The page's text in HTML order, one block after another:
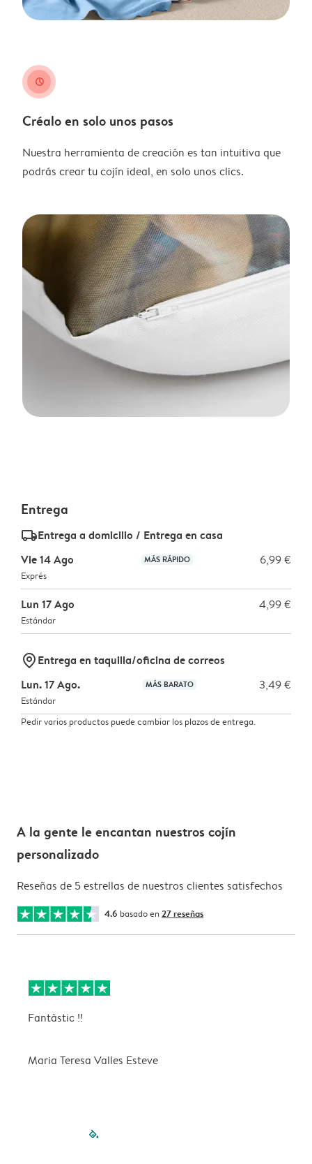
clock
Créalo en solo unos pasos
Nuestra herramienta de creación es tan intuitiva que
podrás crear tu cojín ideal, en solo unos clics.
Entrega
delivery_standard_v2Entrega a domicilio / Entrega en casa
Vie 14 Ago
MÁS RÁPIDO 6,99 €
Exprés
Lun 17 Ago 4,99 €
Estándar
marker-pinEntrega en taquilla/oficina de correos
Lun. 17 Ago.
MÁS BARATO 3,49 €
Estándar
Pedir varios productos puede cambiar los plazos de entrega.
A la gente le encantan nuestros cojín
personalizado
Reseñas de 5 estrellas de nuestros clientes satisfechos
4.6 basado en 27 reseñas
Fantàstic !!
Maria Teresa Valles Esteve
filled-pagination